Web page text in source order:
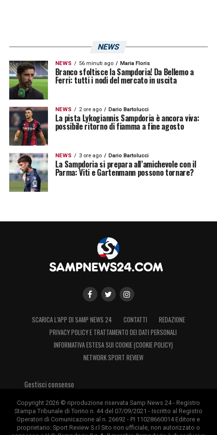
NEWS
NEWS 56 minuti ago Maria Floris
Branco sfoltisce la Sampdoria! Da Bellemo a
Ferri: tutti i nodi del mercato in uscita
NEWS 2 ore ago Dario Bartolucci
La pista Lykogiannis Sampdoria è ancora viva:
possibile ritorno di fiamma a fine agosto
NEWS 3 ore ago Dario Bartolucci
La Sampdoria si prepara all’amichevole con il
Parma: Viti e Gartenmann possono tornare?
SCARICA L’APP DI SAMP NEWS 24 CONTATTI
REDAZIONE
PRIVACY POLICY E TRATTAMENTO DEI DATI PERSONALI
INFORMATIVA ESTESA SUI COOKIE (COOKIE POLICY)
NETWORK SPORT REVIEW
Gestisci consenso
Copyright 2026 © riproduzione riservata Samp News 24 - Registro
Stampa Tribunale di Torino n. 44 del 07/09/2021 - Iscritto al Registro
Operatori di Comunicazione al n. 26692 - PI 11028660014 Editore e
proprietario: Sport Review S.r.l Sito non ufficiale, non autorizzato o